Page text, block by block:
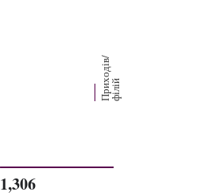
П
р
их
о
д
і
в
/
ф
і
л
ій
1,306